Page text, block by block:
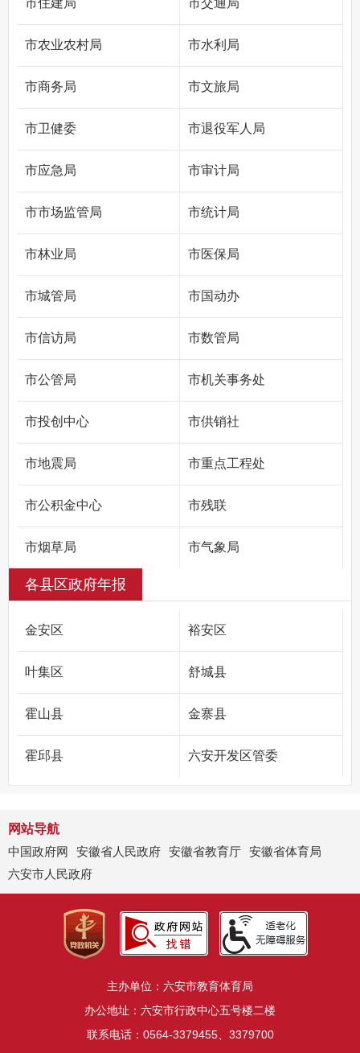
市住建局 市交通局
市农业农村局 市水利局
市商务局 市文旅局
市卫健委 市退役军人局
市应急局 市审计局
市市场监管局 市统计局
市林业局 市医保局
市城管局 市国动办
市信访局 市数管局
市公管局 市机关事务处
市投创中心 市供销社
市地震局 市重点工程处
市公积金中心 市残联
市烟草局 市气象局
国家统计局六安调查队
人行六安市分行
各县区政府年报
金安区 裕安区
叶集区 舒城县
霍山县 金寨县
霍邱县 六安开发区管委
网站导航
中国政府网
安徽省人民政府 安徽省教育厅 安徽省体育局
六安市人民政府
主办单位：六安市教育体育局
办公地址：六安市行政中心五号楼二楼
联系电话：0564-3379455、3379700